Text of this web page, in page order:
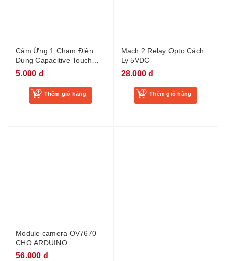
Cảm Ứng 1 Chạm Điện
Dung Capacitive Touch
Button TTP223B Mini
5.000 đ
Thêm giỏ hàng
Mạch 2 Relay Opto Cách
Ly 5VDC
28.000 đ
Thêm giỏ hàng
Module camera OV7670
CHO ARDUINO
56.000 đ